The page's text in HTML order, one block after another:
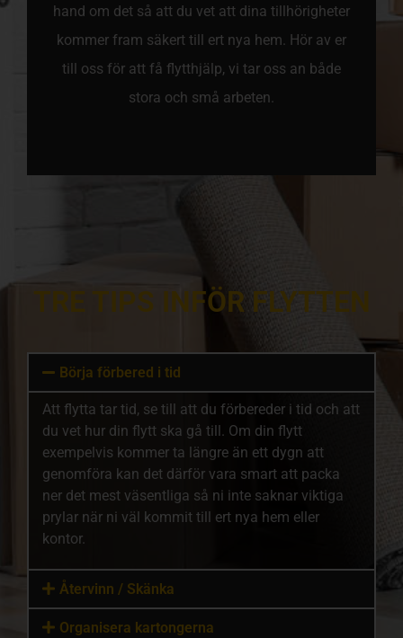
hand om det så att du vet att dina tillhörigheter
kommer fram säkert till ert nya hem. Hör av er
till oss för att få flytthjälp, vi tar oss an både
stora och små arbeten.
TRE TIPS INFÖR FLYTTEN
Börja förbered i tid
Att flytta tar tid, se till att du förbereder i tid och att
du vet hur din flytt ska gå till. Om din flytt
exempelvis kommer ta längre än ett dygn att
genomföra kan det därför vara smart att packa
ner det mest väsentliga så ni inte saknar viktiga
prylar när ni väl kommit till ert nya hem eller
kontor.
Återvinn / Skänka
Organisera kartongerna